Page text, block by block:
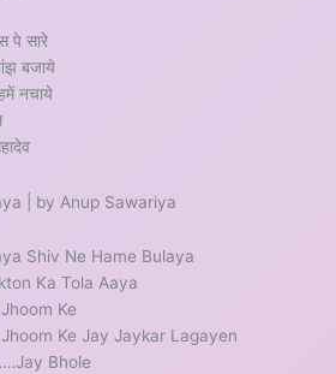
पे सारे
बजाये
नचाये
| by Anup Sawariya
Shiv Ne Hame Bulaya
Ka Tola Aaya
Ke
Ke Jay Jaykar Lagayen
Bhole